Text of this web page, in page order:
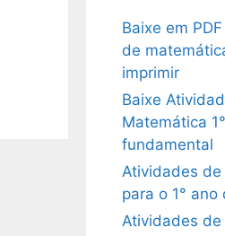
Baixe em
de
imprimir
Baixe
Matemática
fundamental
Atividades
para o 1°
Atividades